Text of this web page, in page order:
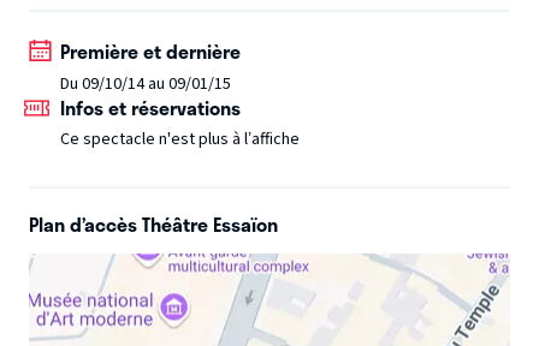
Première et dernière
Du 09/10/14 au 09/01/15
Infos et réservations
Ce spectacle n'est plus à l’affiche
Plan d’accès Théâtre Essaïon